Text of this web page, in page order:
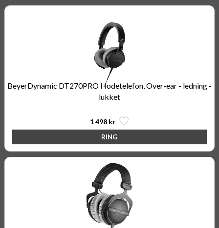
BeyerDynamic DT270PRO Hodetelefon, Over-ear - ledning -
lukket
1 498 kr